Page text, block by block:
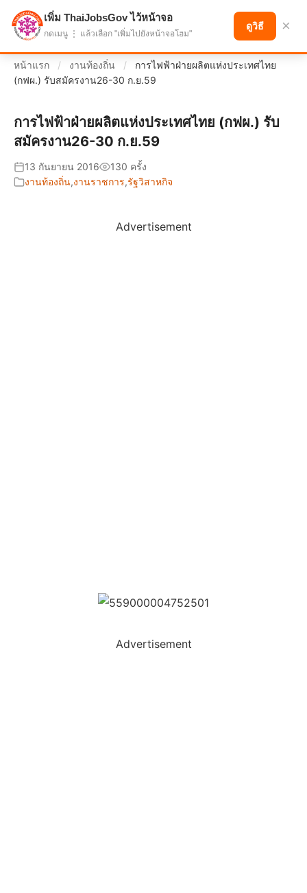
แบ่งปันโอกาส เพื่ออนาคตที่ก้าวหน้า
หน้าแรก / งานท้องถิ่น /
การไฟฟ้าฝ่ายผลิตแห่งประเทศไทย
(กฟผ.) รับสมัครงาน26-30 ก.ย.59
การไฟฟ้าฝ่ายผลิตแห่งประเทศไทย (กฟผ.) รับ
สมัครงาน26-30 ก.ย.59
13 กันยายน 2016
130 ครั้ง
งานท้องถิ่น,งานราชการ,รัฐวิสาหกิจ
Advertisement
Advertisement
เพิ่ม ThaiJobsGov ไว้หน้าจอ
กดเมนู ⋮ แล้วเลือก "เพิ่มไปยังหน้าจอโฮม"
ดูวิธี ×